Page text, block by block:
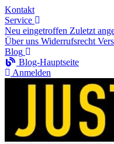
Kontakt
Service
Neu eingetroffen Zuletzt
Über uns Widerrufsrecht
Blog
Blog-Hauptseite
Anmelden